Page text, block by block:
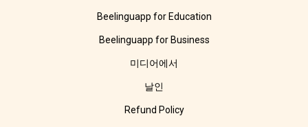
Beelinguapp for Education
Beelinguapp for Business
미디어에서
날인
Refund Policy